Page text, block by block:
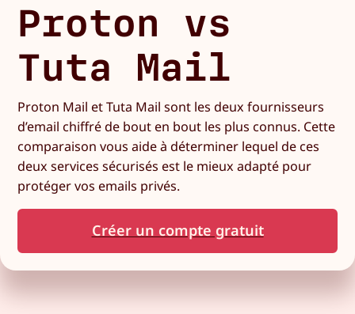
Proton vs
Tuta Mail
Proton Mail et Tuta Mail sont les deux fournisseurs
d’email chiffré de bout en bout les plus connus. Cette
comparaison vous aide à déterminer lequel de ces
deux services sécurisés est le mieux adapté pour
protéger vos emails privés.
Créer un compte gratuit